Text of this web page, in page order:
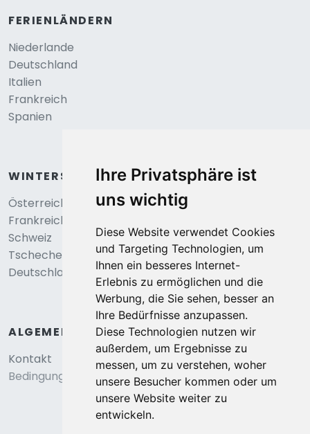
Ihre Privatsphäre ist
uns wichtig
Diese Website verwendet Cookies
und Targeting Technologien, um
Ihnen ein besseres Internet-
Erlebnis zu ermöglichen und die
Werbung, die Sie sehen, besser an
Ihre Bedürfnisse anzupassen.
Diese Technologien nutzen wir
außerdem, um Ergebnisse zu
messen, um zu verstehen, woher
unsere Besucher kommen oder um
unsere Website weiter zu
entwickeln.
FERIENLÄNDERN
Niederlande
Deutschland
Italien
Frankreich
Spanien
WINTERSPORT
Österreich
Frankreich
Schweiz
Tschechei
Deutschland
ALGEMEIN
Kontakt
Bedingungen und konditionen